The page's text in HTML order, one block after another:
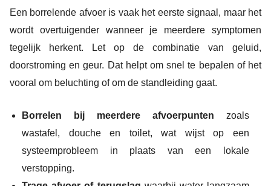
Een borrelende afvoer is vaak het eerste signaal, maar het
wordt overtuigender wanneer je meerdere symptomen
tegelijk herkent. Let op de combinatie van geluid,
doorstroming en geur. Dat helpt om snel te bepalen of het
vooral om beluchting of om de standleiding gaat.
Borrelen bij meerdere afvoerpunten zoals
wastafel, douche en toilet, wat wijst op een
systeemprobleem in plaats van een lokale
verstopping.